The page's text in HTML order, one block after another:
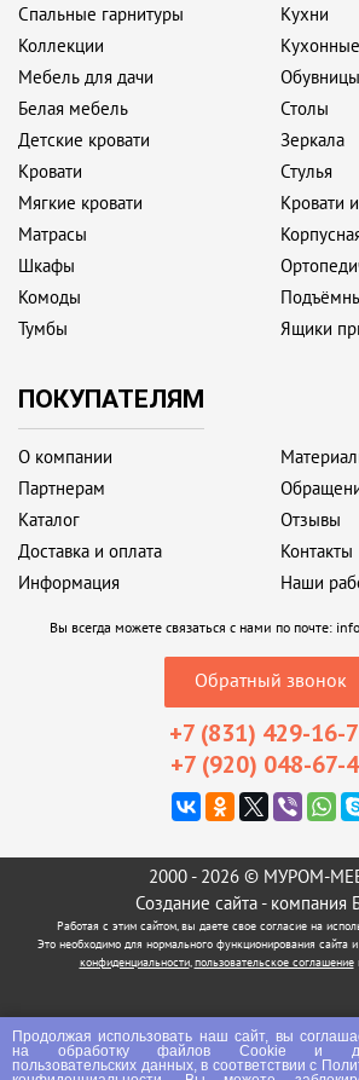
ПОКУПАТЕЛЯМ
О компании
Партнерам
Каталог
Доставка и оплата
Информация
Отзывы
Контакты
Наши
Спальные гарнитуры
Коллекции
Мебель для дачи
Белая мебель
Детские кровати
Кровати
Мягкие кровати
Матрасы
Шкафы
Комоды
Тумбы
Кухни
Обувницы
Столы
Зеркала
Стулья
Кровати
Ящики
Вы всегда можете связаться с нами по почте:
Обратный звонок
+7 (831) 429-16-
+7 (920) 048-67-
2000 - 2026 © МУРОМ-
Создание сайта- компания
Работая с этим сайтом, вы даете свое согласие на
Это необходимо для нормального функционирования сайта
конфиденциальности,пользовательское соглашение
Продолжая использовать наш сайт, вы
на обработку файлов Сookie и
пользовательских данных, в соответствии с